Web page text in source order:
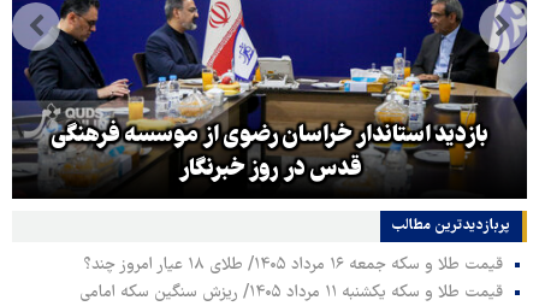
بازدید استاندار خراسان رضوی از موسسه فرهنگی
قدس در روز خبرنگار
پربازدیدترین‌ مطالب
قیمت طلا و سکه جمعه ۱۶ مرداد ۱۴۰۵/ طلای ۱۸ عیار امروز چند؟
قیمت طلا و سکه یکشنبه ۱۱ مرداد ۱۴۰۵/ ریزش سنگین سکه امامی